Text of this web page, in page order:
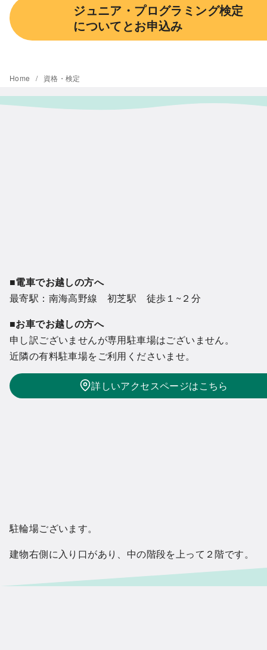
ジュニア・プログラミング検定
についてとお申込み
Home 資格・検定
■電車でお越しの方へ
最寄駅：南海高野線 初芝駅 徒歩１~２分
■お車でお越しの方へ
申し訳ございませんが専用駐車場はございません。
近隣の有料駐車場をご利用くださいませ。
詳しいアクセスページはこちら
駐輪場ございます。
建物右側に入り口があり、中の階段を上って２階です。